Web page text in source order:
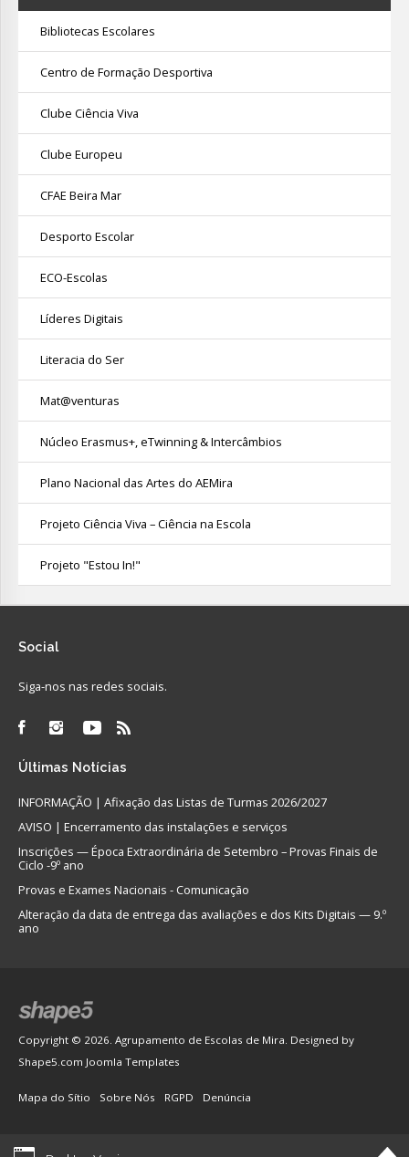
Bibliotecas Escolares
Centro de Formação Desportiva
Clube Ciência Viva
Clube Europeu
CFAE Beira Mar
Desporto Escolar
ECO-Escolas
Líderes Digitais
Literacia do Ser
Mat@venturas
Núcleo Erasmus+, eTwinning & Intercâmbios
Plano Nacional das Artes do AEMira
Projeto Ciência Viva – Ciência na Escola
Projeto "Estou In!"
Social
Siga-nos nas redes sociais.
Últimas Notícias
INFORMAÇÃO | Afixação das Listas de Turmas 2026/2027
AVISO | Encerramento das instalações e serviços
Inscrições — Época Extraordinária de Setembro – Provas Finais de
Ciclo -9º ano
Provas e Exames Nacionais - Comunicação
Alteração da data de entrega das avaliações e dos Kits Digitais — 9.º
ano
Copyright © 2026. Agrupamento de Escolas de Mira. Designed by
Shape5.com Joomla Templates
Mapa do Sítio Sobre Nós RGPD Denúncia